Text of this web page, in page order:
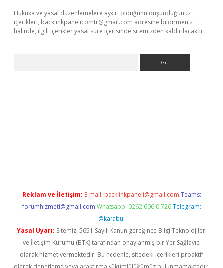
Hukuka ve yasal düzenlemelere aykırı olduğunu düşündüğünüz
içerikleri, backlinkpanelicomtr@gmail.com adresine bildirmeniz
halinde, ilgili içerikler yasal süre içerisinde sitemizden kaldırılacaktır.
Reklam ve İletişim: E-mail: backlinkpaneli@gmail.com Teams:
forumhizmeti@gmail.com Whatsapp: 0262 606 0 726 Telegram:
@karabul
Yasal Uyarı: Sitemiz, 5651 Sayılı Kanun gereğince Bilgi Teknolojileri
ve İletişim Kurumu (BTK) tarafından onaylanmış bir Yer Sağlayıcı
olarak hizmet vermektedir. Bu nedenle, sitedeki içerikleri proaktif
olarak denetleme veya araştırma yükümlülüğümüz bulunmamaktadır.